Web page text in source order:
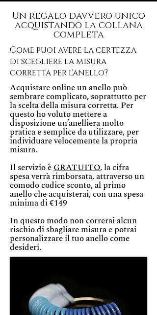
Un regalo davvero unico
acquistando la collana
completa
Come puoi avere la certezza
di scegliere la misura
corretta per l'anello?
Acquistare online un anello può
sembrare complicato, soprattutto per
la scelta della misura corretta. Per
questo ho voluto mettere a
disposizione un’anelliera molto
pratica e semplice da utilizzare, per
individuare velocemente la propria
misura.
Il servizio èGRATUITO, la cifra
spesa verrà rimborsata, attraverso un
comodo codice sconto, al primo
anello che acquisterai, con una spesa
minima di €149
In questo modo non correrai alcun
rischio di sbagliare misura e potrai
personalizzare il tuo anello come
desideri.